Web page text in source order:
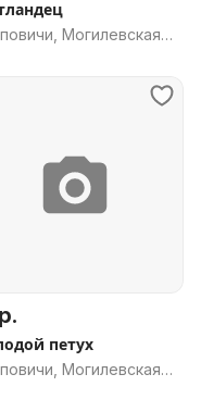
Могилевская
петух
Могилевская